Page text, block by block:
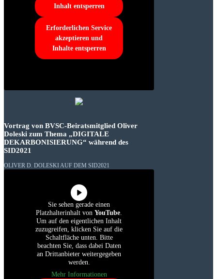
Inhalt entsperren
Erforderlichen Service
akzeptieren und
Inhalte entsperren
Vortrag von BVSC-Beiratsmitglied Oliver
Doleski zum Thema „DIGITALE
DEKARBONISIERUNG“ während des
SID2021
OLIVER D. DOLESKI AUF DEM SID2021
Sie sehen gerade einen
Platzhalterinhalt von YouTube.
Um auf den eigentlichen Inhalt
zuzugreifen, klicken Sie auf die
Schaltfläche unten. Bitte
beachten Sie, dass dabei Daten
an Drittanbieter weitergegeben
werden.
Mehr Informationen